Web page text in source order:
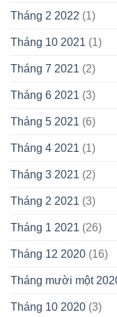
Tháng 2 2022 (1)
Tháng 10 2021 (1)
Tháng 7 2021 (2)
Tháng 6 2021 (3)
Tháng 5 2021 (6)
Tháng 4 2021 (1)
Tháng 3 2021 (2)
Tháng 2 2021 (3)
Tháng 1 2021 (26)
Tháng 12 2020 (16)
Tháng mười một
Tháng 10 2020 (3)